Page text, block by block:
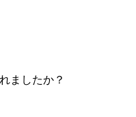
ましたか？